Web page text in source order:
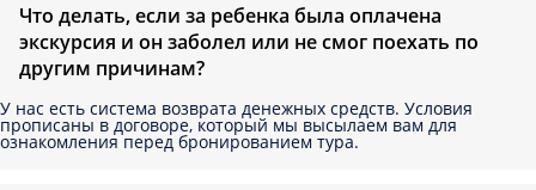
Что делать, если за ребенка была оплачена
экскурсия и он заболел или не смог поехать по
другим причинам?
У нас есть система возврата денежных средств. Условия
прописаны в договоре, который мы высылаем вам для
ознакомления перед бронированием тура.